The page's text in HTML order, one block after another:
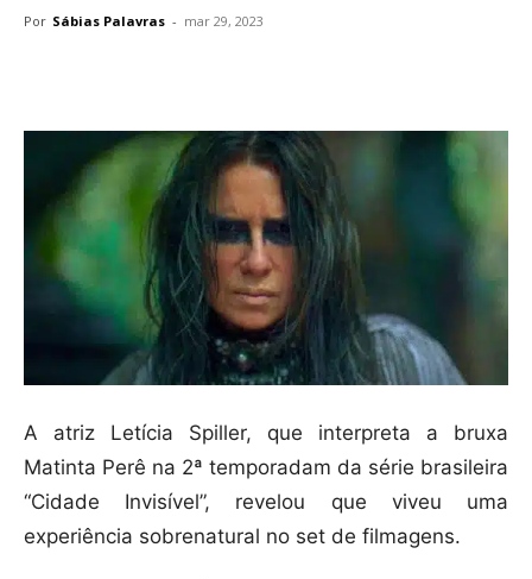
Por Sábias Palavras - mar 29, 2023
A atriz Letícia Spiller, que interpreta a bruxa
Matinta Perê na 2ª temporadam da série brasileira
“Cidade Invisível”, revelou que viveu uma
experiência sobrenatural no set de filmagens.